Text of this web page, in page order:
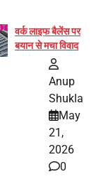
वर्क लाइफ बैलेंस पर
बयान से मचा विवाद
Anup
Shukla
May
21,
2026
0